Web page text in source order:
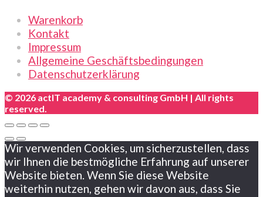
Warenkorb
Kontakt
Impressum
Allgemeine Geschäftsbedingungen
Datenschutzerklärung
© 2026 actIT academy & consulting GmbH | All rights
reserved.
Wir verwenden Cookies, um sicherzustellen, dass
wir Ihnen die bestmögliche Erfahrung auf unserer
Website bieten. Wenn Sie diese Website
weiterhin nutzen, gehen wir davon aus, dass Sie